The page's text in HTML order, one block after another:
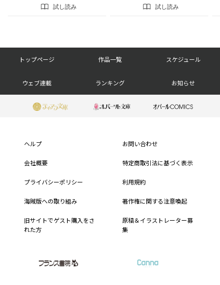
試し読み 試し読み
タ
トップページ 作品一覧 スケジュール
ウェブ連載 ランキング お知らせ
ヘルプ お問い合わせ
会社概要 特定商取引法に基づく表示
プライバシーポリシー 利用規約
海賊版への取り組み 著作権に関する注意喚起
旧サイトでゲスト購入をさ
れた方
原稿＆イラストレーター募
集